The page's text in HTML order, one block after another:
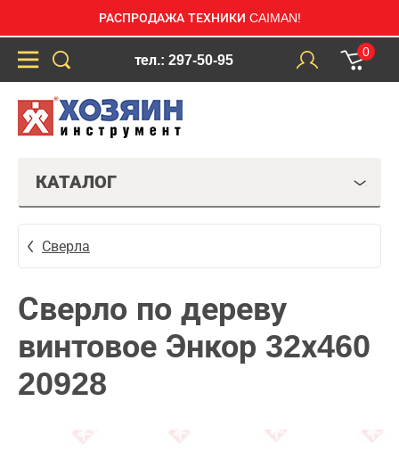
РАСПРОДАЖА ТЕХНИКИ CAIMAN!
тел.: 297-50-95
0
КАТАЛОГ
Сверла
Сверло по дереву
винтовое Энкор 32х460
20928